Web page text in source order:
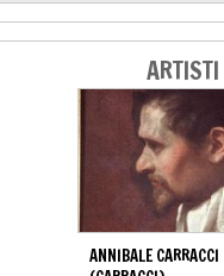
>
ARTISTI
ANNIBALE CARRACCI